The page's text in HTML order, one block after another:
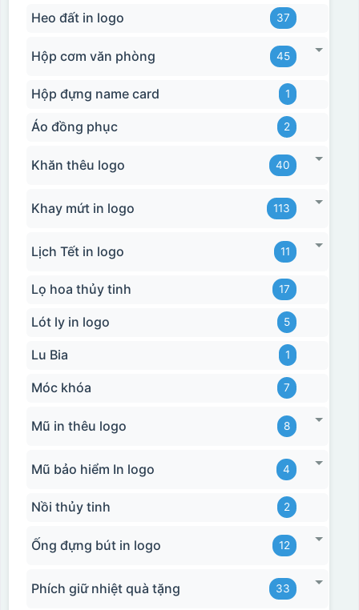
Heo đất in logo 37
Hộp cơm văn phòng 45
Hộp đựng name card 1
Áo đồng phục 2
Khăn thêu logo 40
Khay mứt in logo 113
Lịch Tết in logo 11
Lọ hoa thủy tinh 17
Lót ly in logo 5
Lu Bia 1
Móc khóa 7
Mũ in thêu logo 8
Mũ bảo hiểm In logo 4
Nồi thủy tinh 2
Ống đựng bút in logo 12
Phích giữ nhiệt quà tặng 33